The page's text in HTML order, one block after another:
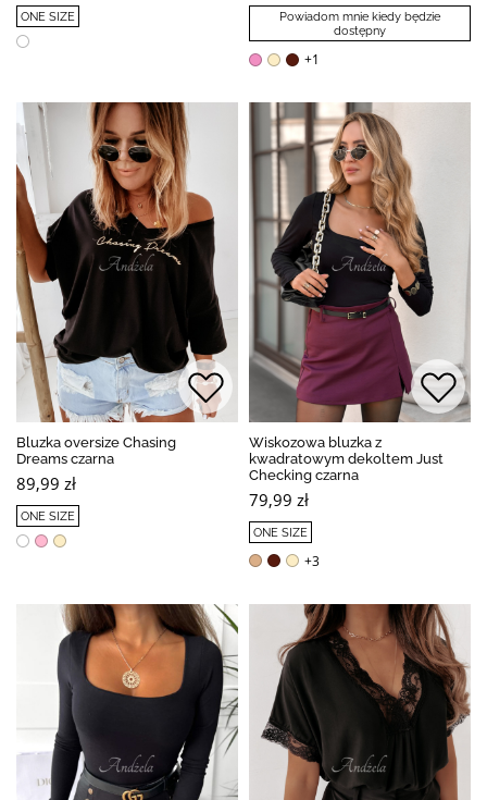
ONE SIZE
Powiadom mnie kiedy będzie
dostępny
+1
Bluzka oversize Chasing
Dreams czarna
89,99 zł
ONE SIZE
Wiskozowa bluzka z
kwadratowym dekoltem Just
Checking czarna
79,99 zł
ONE SIZE
+3